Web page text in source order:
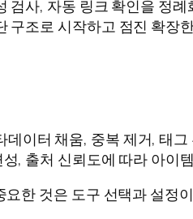
검사, 자동 링크 확인을 정례
구조로 시작하고 점진 확장
이터 채움, 중복 제거, 태그
, 출처 신뢰도에 따라 아이
한 것은 도구 선택과 설정